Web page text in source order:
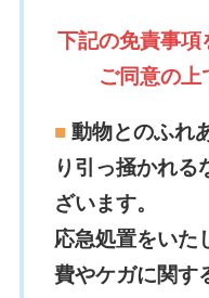
下記の免責事項
ご同意の上
■ 動物とのふれ
り引っ掻かれる
ざいます。
応急処置をいた
費やケガに関す